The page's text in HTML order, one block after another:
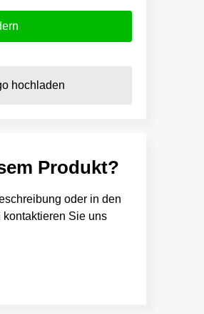
hochladen
Produkt?
oder in den
Sie uns